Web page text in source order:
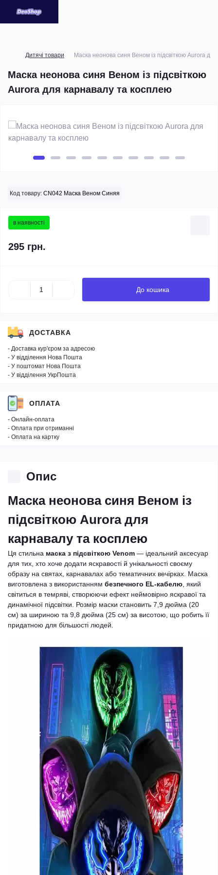
Дитячі товари Маска неонова синя Веном із підсвіткою Aurora
Маска неонова синя Веном із підсвіткою
Aurora для карнавалу та косплею
Код товару: CN042 Маска Веном Синяя
в наявності
295 грн.
До кошика
ДОСТАВКА
- Доставка кур'єром за адресою
- У відділення Нова Пошта
- У поштомат Нова Пошта
- У відділення УкрПошта
ОПЛАТА
- Онлайн-оплата
- Оплата при отриманні
- Оплата на картку
Опис
Маска неонова синя Веном із
підсвіткою Aurora для
карнавалу та косплею
Ця стильна маска з підсвіткою Venom — ідеальний аксесуар
для тих, хто хоче додати яскравості й унікальності своєму
образу на святах, карнавалах або тематичних вечірках. Маска
виготовлена з використанням безпечного EL-кабелю , який
світиться в темряві, створюючи ефект неймовірно яскравої та
динамічної підсвітки. Розмір маски становить 7,9 дюйма (20
см) за шириною та 9,8 дюйма (25 см) за висотою, що робить її
придатною для більшості людей.